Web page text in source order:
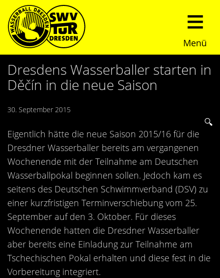
Menü
Start
Verein
Trainingszeiten
Sommerturnier
Presseberichte
Fotos
Videos
Bekleidung
News
Nachwuchs
Fundraising
Kontakt
Dresdens Wasserballer starten in
Děčín in die neue Saison
30. September 2015
Eigentlich hätte die neue Saison 2015/16 für die
Dresdner Wasserballer bereits am vergangenen
Wochenende mit der Teilnahme am Deutschen
Wasserballpokal beginnen sollen. Jedoch kam es
seitens des Deutschen Schwimmverband (DSV) zu
einer kurzfristigen Terminverschiebung vom 25.
September auf den 3. Oktober. Für dieses
Wochenende hatten die Dresdner Wasserballer
aber bereits eine Einladung zur Teilnahme am
Tschechischen Pokal erhalten und diese fest in die
Vorbereitung integriert.